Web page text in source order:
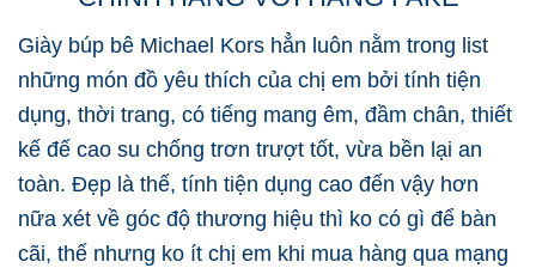
Giày búp bê Michael Kors hẳn luôn nằm trong list
những món đồ yêu thích của chị em bởi tính tiện
dụng, thời trang, có tiếng mang êm, đầm chân, thiết
kế đế cao su chống trơn trượt tốt, vừa bền lại an
toàn. Đẹp là thế, tính tiện dụng cao đến vậy hơn
nữa xét về góc độ thương hiệu thì ko có gì để bàn
cãi, thế nhưng ko ít chị em khi mua hàng qua mạng